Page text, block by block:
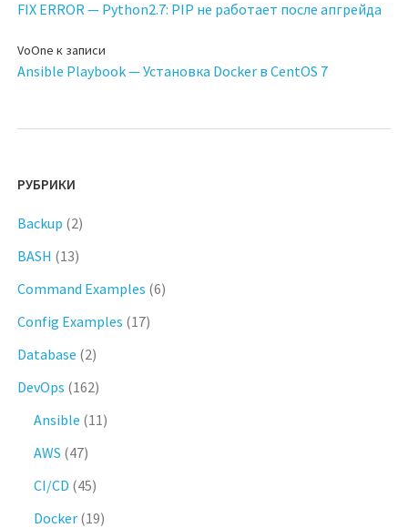
FIX ERROR — Python2.7: PIP не работает после апгрейда
VoOne к записи
Ansible Playbook — Установка Docker в CentOS 7
РУБРИКИ
Backup (2)
BASH (13)
Command Examples (6)
Config Examples (17)
Database (2)
DevOps (162)
Ansible (11)
AWS (47)
CI/CD (45)
Docker (19)